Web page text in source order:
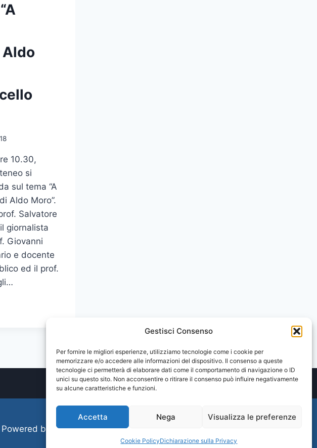
Gestisci Consenso
Per fornire le migliori esperienze, utilizziamo tecnologie come i cookie per
memorizzare e/o accedere alle informazioni del dispositivo. Il consenso a queste
tecnologie ci permetterà di elaborare dati come il comportamento di navigazione o ID
unici su questo sito. Non acconsentire o ritirare il consenso può influire negativamente
su alcune caratteristiche e funzioni.
Accetta Nega Visualizza le preferenze
Cookie PolicyDichiarazione sulla Privacy
Aldo
10.30,
si
sul tema “A
Aldo Moro”.
Salvatore
giornalista
Giovanni
e docente
ed il prof.
by CIAM